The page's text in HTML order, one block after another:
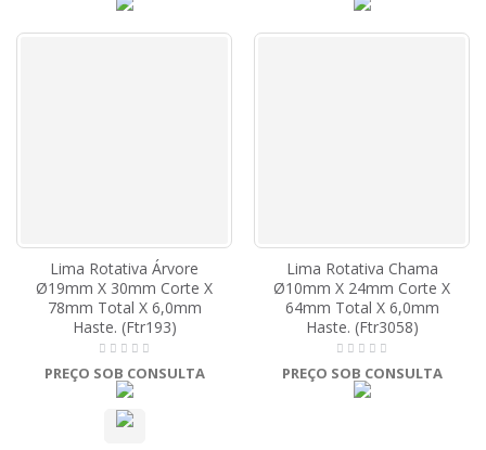
Lima Rotativa Árvore
Ø19mm X 30mm Corte X
78mm Total X 6,0mm
Haste. (Ftr193)
PREÇO SOB CONSULTA
Lima Rotativa Chama
Ø10mm X 24mm Corte X
64mm Total X 6,0mm
Haste. (Ftr3058)
PREÇO SOB CONSULTA